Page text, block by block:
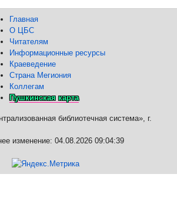
Главная
О ЦБС
Читателям
Информационные ресурсы
Краеведение
Страна Мегиония
Коллегам
Пушкинская карта
библиотечная система», г.
изменение: 04.08.2026 09:04:39